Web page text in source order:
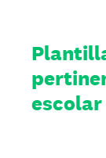
escolar